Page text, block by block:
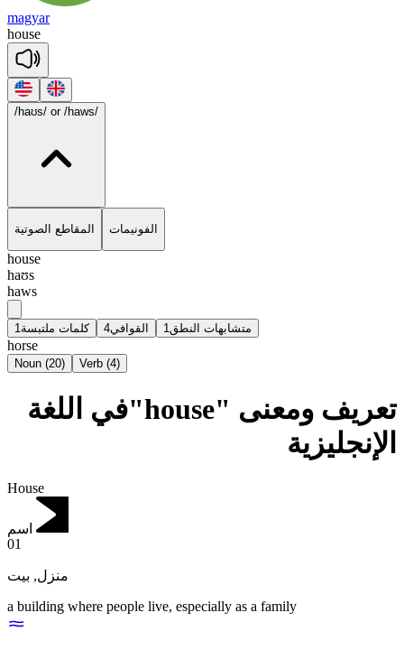
magyar
house
/haʊs/ or /haws/
المقاطع الصوتية الفونيمات
house
haʊs
haws
كلمات ملتبسة 1 القوافي4 متشابهات النطق 1
horse
Noun (20) Verb (4)
تعريف ومعنى "house"في اللغة
الإنجليزية
House
اسم
01
منزل, بيت
a building where people live, especially as a family